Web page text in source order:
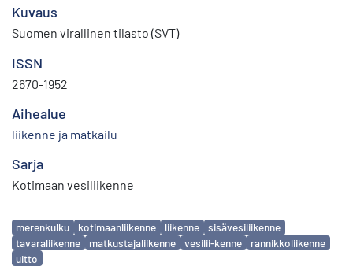
Kuvaus
Suomen virallinen tilasto (SVT)
ISSN
2670-1952
Aihealue
liikenne ja matkailu
Sarja
Kotimaan vesiliikenne
Avainsanat
merenkulku kotimaanliikenne liikenne
sisävesiliikenne
tavaraliikenne
matkustajaliikenne vesilii-kenne
rannikkoliikenne
uitto